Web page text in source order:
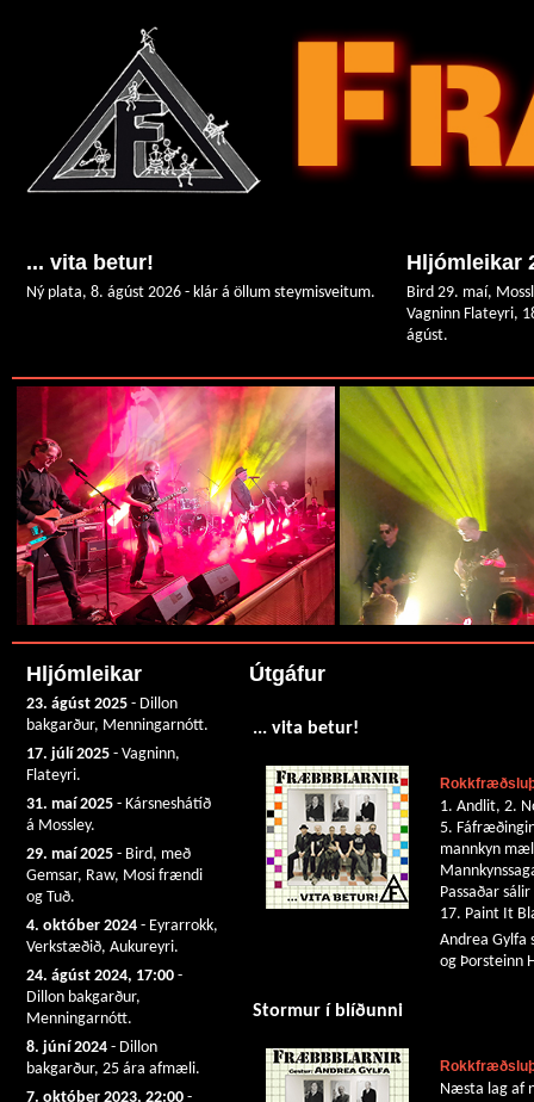
... vita betur!
Ný plata, 8. ágúst 2026 - klár á öllum steymisveitum.
Hljómleikar
Bird 29. maí,
Vagninn Flateyri,
ágúst.
Hljómleikar
23. ágúst 2025 - Dillon
bakgarður, Menningarnótt.
17. júlí 2025 - Vagninn,
Flateyri.
31. maí 2025 - Kársneshátíð
á Mossley.
29. maí 2025 - Bird, með
Gemsar, Raw, Mosi frændi
og Tuð.
4. október 2024 - Eyrarrokk,
Verkstæðið, Aukureyri.
24. ágúst 2024, 17:00 -
Dillon bakgarður,
Menningarnótt.
8. júní 2024 - Dillon
bakgarður, 25 ára afmæli.
7. október 2023, 22:00 -
Útgáfur
... vita betur!
1. Andlit, 2.
5.
mannkyn
Passaðar
17. Paint It
Andrea Gylfa
og Þorsteinn
Stormur í blíðunni
Næsta lag af